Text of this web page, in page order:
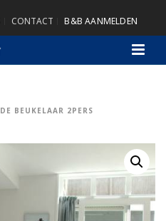
CONTACT B&B AANMELDEN
DE BEUKELAAR 2PERS